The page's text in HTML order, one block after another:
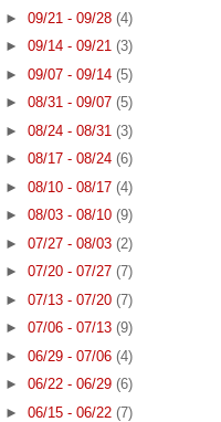
► 09/21 - 09/28 (4)
► 09/14 - 09/21 (3)
► 09/07 - 09/14 (5)
► 08/31 - 09/07 (5)
► 08/24 - 08/31 (3)
► 08/17 - 08/24 (6)
► 08/10 - 08/17 (4)
► 08/03 - 08/10 (9)
► 07/27 - 08/03 (2)
► 07/20 - 07/27 (7)
► 07/13 - 07/20 (7)
► 07/06 - 07/13 (9)
► 06/29 - 07/06 (4)
► 06/22 - 06/29 (6)
► 06/15 - 06/22 (7)